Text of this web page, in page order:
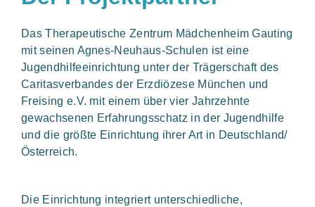
Das Therapeutische Zentrum Mädchenheim Gauting
mit seinen Agnes-Neuhaus-Schulen ist eine
Jugendhilfeeinrichtung unter der Trägerschaft des
Caritasverbandes der Erzdiözese München und
Freising e.V. mit einem über vier Jahrzehnte
gewachsenen Erfahrungsschatz in der Jugendhilfe
und die größte Einrichtung ihrer Art in Deutschland/
Österreich.
Die Einrichtung integriert unterschiedliche,